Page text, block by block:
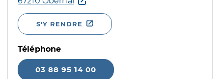
S'Y RENDRE
Téléphone
03 88 95 14 00